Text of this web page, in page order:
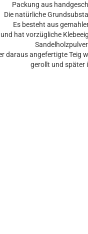
Packung aus
Die natürliche
Es besteht aus
und hat vorzügliche
daraus angefertigte Teig
gerollt und später